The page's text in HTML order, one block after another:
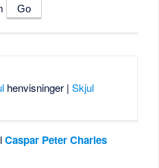
henvisninger | Skjul
Caspar Peter Charles